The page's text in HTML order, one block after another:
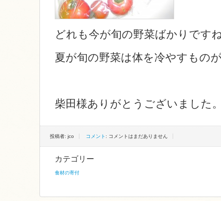
どれも今が旬の野菜ばかりです
夏が旬の野菜は体を冷やすもの
柴田様ありがとうございました
投稿者: jco コメント : コメントはまだありません
カテゴリー
食材の寄付